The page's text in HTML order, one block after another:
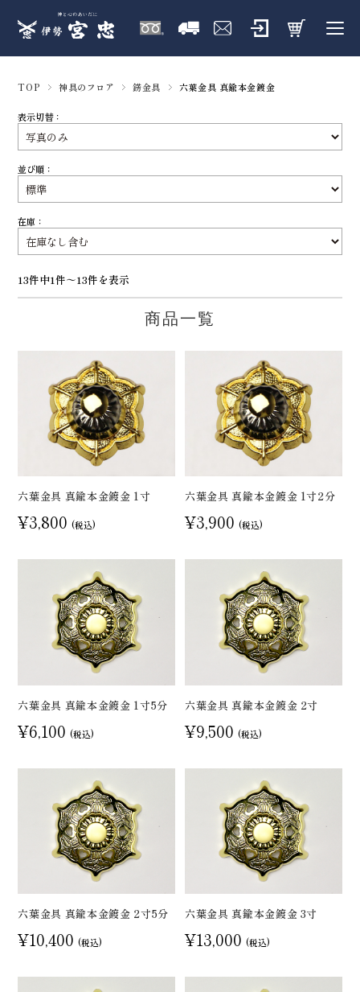
TOP 神具のフロア 錺金具 六葉金具 真鍮本金鍍金
表示切替：
並び順：
在庫：
13件中1件～13件を表示
商品一覧
六葉金具 真鍮本金鍍金 1寸
¥3,800 (税込)
六葉金具 真鍮本金鍍金 1寸2分
¥3,900 (税込)
六葉金具 真鍮本金鍍金 1寸5分
¥6,100 (税込)
六葉金具 真鍮本金鍍金 2寸
¥9,500 (税込)
六葉金具 真鍮本金鍍金 2寸5分
¥10,400 (税込)
六葉金具 真鍮本金鍍金 3寸
¥13,000 (税込)